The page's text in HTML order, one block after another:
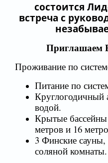
состоится
встреча с
Приглашаем
Проживание по
Питание по
Круглогодичный
водой.
Крытые
метров и 16
3 Финские
соляной комнаты.